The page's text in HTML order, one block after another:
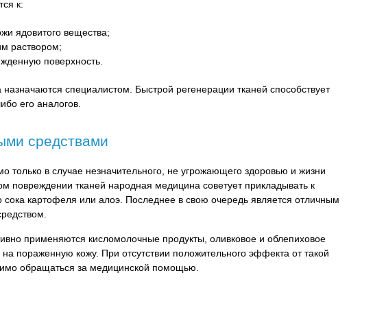
к:
ядовитого вещества;
раствором;
поверхность.
специалистом. Быстрой регенерации тканей способствует
его аналогов.
средствами
только в случае незначительного, не угрожающего здоровью и жизни
повреждении тканей народная медицина советует прикладывать к
сока картофеля или алоэ. Последнее в свою очередь является отличным
применяются кисломолочные продукты, оливковое и облепиховое
пораженную кожу. При отсутствии положительного эффекта от такой
обращаться за медицинской помощью.